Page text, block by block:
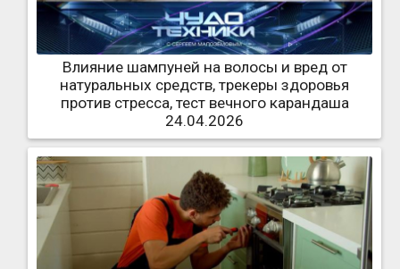
Влияние шампуней на волосы и вред от
натуральных средств, трекеры здоровья
против стресса, тест вечного карандаша
24.04.2026